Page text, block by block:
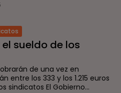
sueldo de los
de una vez en
entre los 333 y los 1.215 euros
sindicatos El Gobierno...